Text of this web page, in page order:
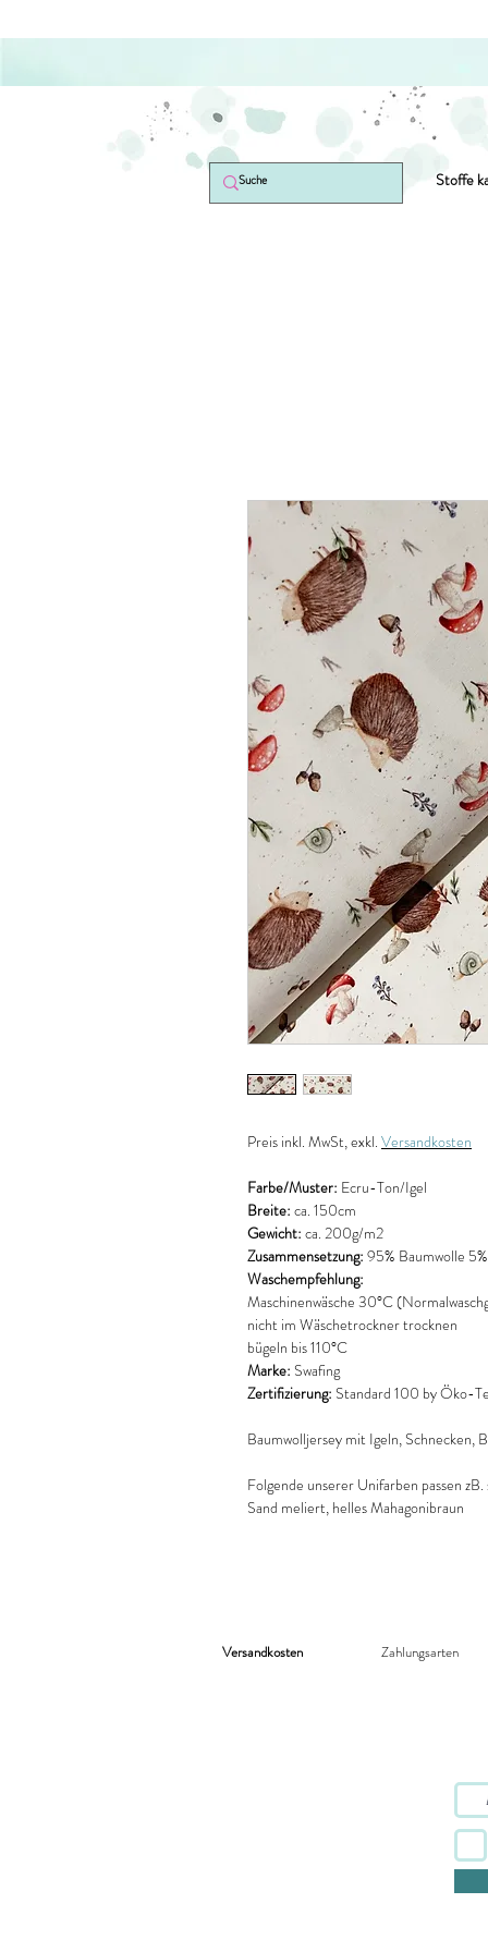
Stoffe
Preis inkl. MwSt, exkl. Versandkosten
Farbe/Muster: Ecru-Ton/Igel
Breite: ca. 150cm
Gewicht: ca. 200g/m2
Zusammensetzung: 95% Baumwolle
Waschempfehlung:
Maschinenwäsche 30°C
nicht im Wäschetrockner trocknen
bügeln bis 110°C
Marke: Swafing
Zertifizierung: Standard 100 by Öko-
Baumwolljersey mit Igeln, Schnecken,
Folgende unserer Unifarben passen zB.
Sand meliert, helles Mahagonibraun
Versandkosten Zahlungsarten